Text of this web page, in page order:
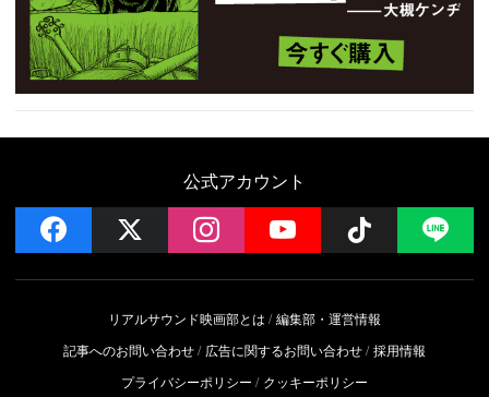
公式アカウント
facebook instagramYouTube Follow
リアルサウンド映画部とは
編集部・運営情報
記事へのお問い合わせ
広告に関するお問い合わせ 採用情報
プライバシーポリシー
クッキーポリシー